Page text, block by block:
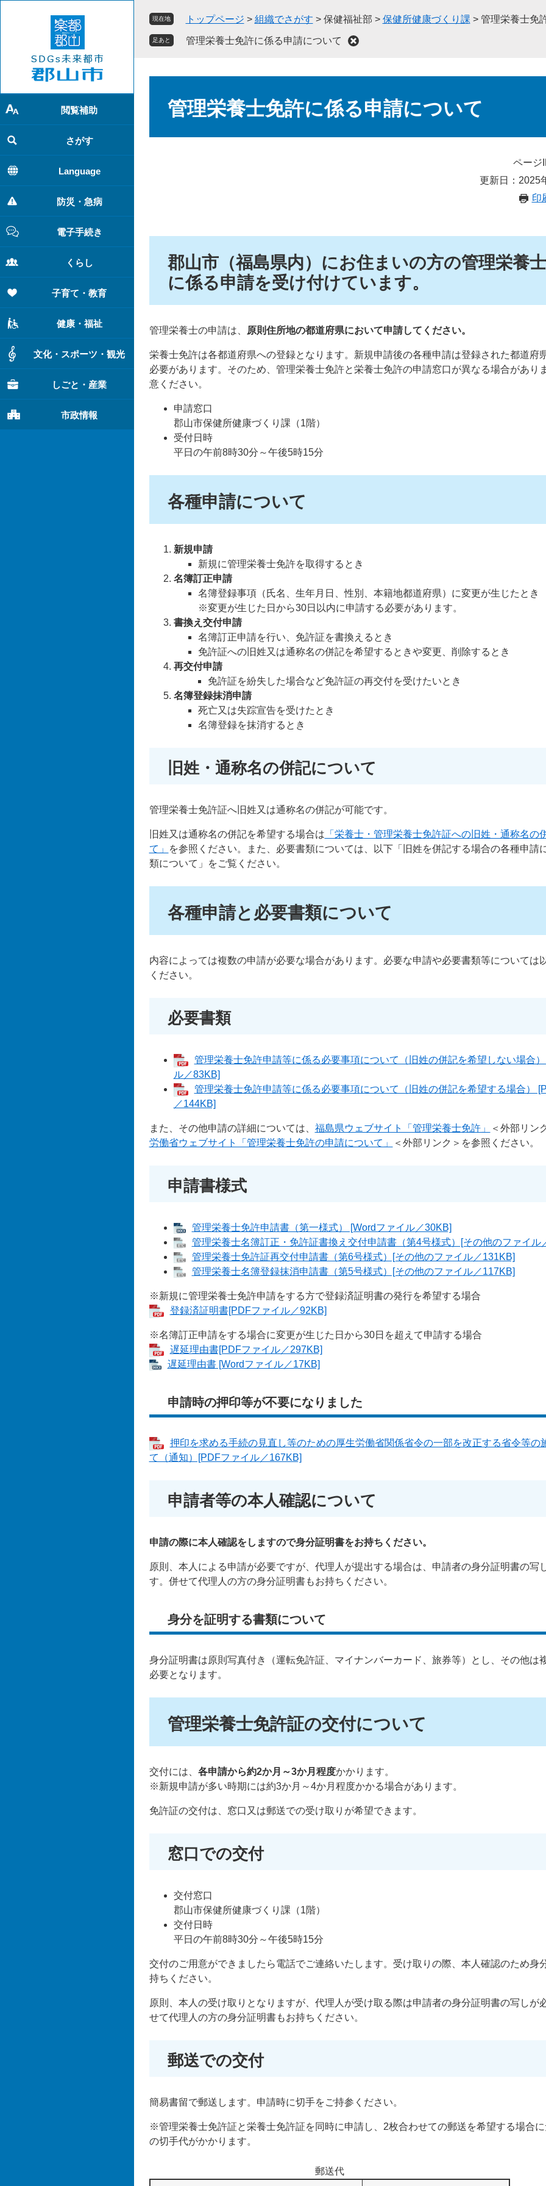
で
す
。
ば
し
て
本
文
へ
閲覧補助
さがす
Language
防災・急病
電子手続き
くらし
子育て・教育
健康・福祉
文化・スポーツ・観光
しごと・産業
市政情報
現在地 トップページ > 組織でさがす > 保健福祉部 > 保健所健康づくり課 > 管理栄養士免
足あと 管理栄養士免許に係る申請について
管理栄養士免許に係る申請について
ページ
更新日：2025
印
郡山市（福島県内）にお住まいの方の管理栄養
に係る申請を受け付けています。
管理栄養士の申請は、 原則住所地の都道府県において申請してください。
栄養士免許は各都道府県への登録となります。新規申請後の各種申請は登録された都道府
必要があります。そのため、管理栄養士免許と栄養士免許の申請窓口が異なる場合があり
意ください。
申請窓口
郡山市保健所健康づくり課（1階）
受付日時
平日の午前8時30分～午後5時15分
各種申請について
新規申請
新規に管理栄養士免許を取得するとき
名簿訂正申請
名簿登録事項（氏名、生年月日、性別、本籍地都道府県）に変更が生じたとき
※変更が生じた日から30日以内に申請する必要があります。
書換え交付申請
名簿訂正申請を行い、免許証を書換えるとき
免許証への旧姓又は通称名の併記を希望するときや変更、削除するとき
再交付申請
免許証を紛失した場合など免許証の再交付を受けたいとき
名簿登録抹消申請
死亡又は失踪宣告を受けたとき
名簿登録を抹消するとき
旧姓・通称名の併記について
管理栄養士免許証へ旧姓又は通称名の併記が可能です。
旧姓又は通称名の併記を希望する場合は 「栄養士・管理栄養士免許証への旧姓・通称名の
て」
を参照ください。また、必要書類については、以下「旧姓を併記する場合の各種申請
類について」をご覧ください。
各種申請と必要書類について
内容によっては複数の申請が必要な場合があります。必要な申請や必要書類等については
ください。
必要書類
管理栄養士免許申請等に係る必要事項について（旧姓の併記を希望しない場合
ル／83KB]
管理栄養士免許申請等に係る必要事項について（旧姓の併記を希望する場合）
／144KB]
また、その他申請の詳細については、 福島県ウェブサイト「管理栄養士免許」 ＜外部リン
労働省ウェブサイト「管理栄養士免許の申請について」
＜外部リンク＞ を参照ください。
申請書様式
管理栄養士免許申請書（第一様式） [Wordファイル／30KB]
管理栄養士名簿訂正・免許証書換え交付申請書（第4号様式）[その他のファイル
管理栄養士免許証再交付申請書（第6号様式）[その他のファイル／131KB]
管理栄養士名簿登録抹消申請書（第5号様式）[その他のファイル／117KB]
※新規に管理栄養士免許申請をする方で登録済証明書の発行を希望する場合
登録済証明書[PDFファイル／92KB]
※名簿訂正申請をする場合に変更が生じた日から30日を超えて申請する場合
遅延理由書[PDFファイル／297KB]
遅延理由書 [Wordファイル／17KB]
申請時の押印等が不要になりました
押印を求める手続の見直し等のための厚生労働省関係省令の一部を改正する省令等の
て（通知）[PDFファイル／167KB]
申請者等の本人確認について
申請の際に本人確認をしますので身分証明書をお持ちください。
原則、本人による申請が必要ですが、代理人が提出する場合は、申請者の身分証明書の写
す。併せて代理人の方の身分証明書もお持ちください。
身分を証明する書類について
身分証明書は原則写真付き（運転免許証、マイナンバーカード、旅券等）とし、その他は
必要となります。
管理栄養士免許証の交付について
交付には、 各申請から約2か月～3か月程度かかります。
※新規申請が多い時期には約3か月～4か月程度かかる場合があります。
免許証の交付は、窓口又は郵送での受け取りが希望できます。
窓口での交付
交付窓口
郡山市保健所健康づくり課（1階）
交付日時
平日の午前8時30分～午後5時15分
交付のご用意ができましたら電話でご連絡いたします。受け取りの際、本人確認のため身
持ちください。
原則、本人の受け取りとなりますが、代理人が受け取る際は申請者の身分証明書の写しが
せて代理人の方の身分証明書もお持ちください。
郵送での交付
簡易書留で郵送します。申請時に切手をご持参ください。
※管理栄養士免許証と栄養士免許証を同時に申請し、2枚合わせての郵送を希望する場合
の切手代がかかります。
郵送代